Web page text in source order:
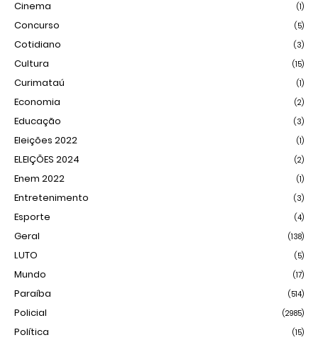
Cinema (1)
Concurso (5)
Cotidiano (3)
Cultura (15)
Curimataú (1)
Economia (2)
Educação (3)
Eleições 2022 (1)
ELEIÇÕES 2024 (2)
Enem 2022 (1)
Entretenimento (3)
Esporte (4)
Geral (138)
LUTO (5)
Mundo (17)
Paraíba (514)
Policial (2985)
Política (15)